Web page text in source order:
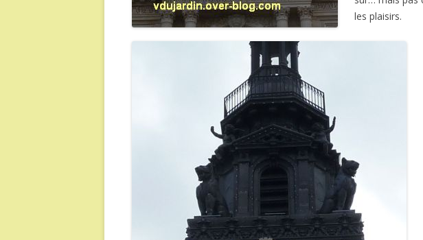
les plaisirs.